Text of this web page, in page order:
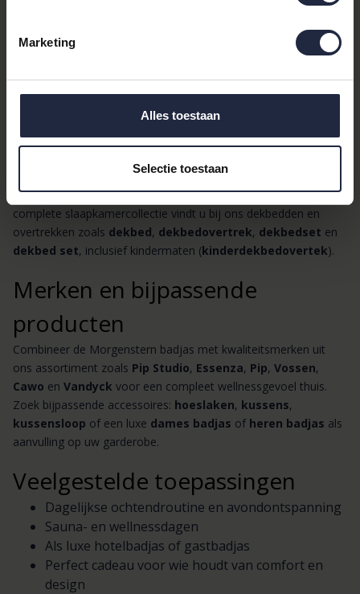
Marketing
Alles toestaan
Selectie toestaan
hoogwaardige
badtextielproducten
uitgebreid assortiment: van zachtehanddoeken
badmattentot luxebadjassenvoor dames en heren. Denk
kussensloop, maar ook sfeervolle aanvullingen
zoalssprei,spreien,sierkussenendekens. Voor uw
complete slaapkamercollectie vindt u bij ons dekbedden en
overtrekken zoals dekbed, dekbedovertrek, dekbedset en
dekbed set, inclusief kindermaten (kinderdekbedovertek).
Merken en bijpassende
producten
Combineer de Morgenstern badjas met kwaliteitsmerken uit
ons assortiment zoals Pip Studio, Essenza, Pip, Vossen,
Cawo en Vandyck voor een compleet wellnessgevoel thuis.
Zoek bijpassende accessoires: hoeslaken, kussens,
kussensloop of een luxe dames badjas of heren badjas als
aanvulling op uw garderobe.
Veelgestelde toepassingen
Dagelijkse ochtendroutine en avondontspanning
Sauna- en wellnessdagen
Als luxe hotelbadjas of gastbadjas
Perfect cadeau voor wie houdt van comfort en
design